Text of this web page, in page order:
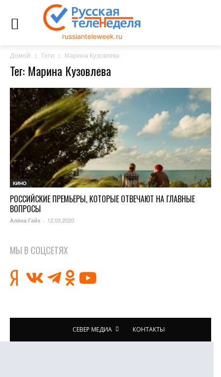
russianteleweek.ru
Домой Теги Марина Кузовлева
Тег: Марина Кузовлева
КИНО
РОССИЙСКИЕ ПРЕМЬЕРЫ, КОТОРЫЕ ОТВЕЧАЮТ НА ГЛАВНЫЕ
ВОПРОСЫ
Алёна Гайх - 12.03.2020
МЫ В СОЦСЕТЯХ
СЕВЕР МЕДИА КОНТАКТЫ